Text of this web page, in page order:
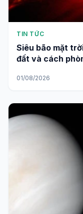
TIN TỨC
Siêu bão mặt
đất và cách
01/08/2026